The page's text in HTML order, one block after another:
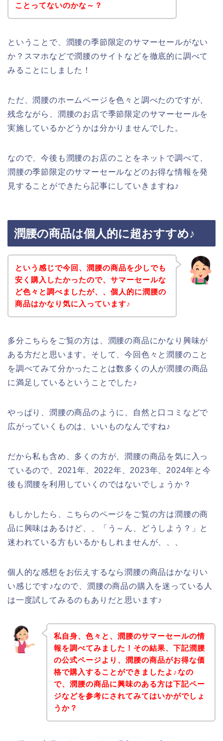
ことってないのかな～？
ということで、潤腰の季節限定のサマーセールがない
か？スマホなどで潤腰のサイトなどを徹底的に調べて
みることにしました！
ただ、潤腰のホームページを色々と調べたのですが、
残念ながら、潤腰のお店で季節限定のサマーセールを
実施しているかどうかは分かりませんでした。
なので、今後も潤腰のお店のことをネットで調べて、
潤腰の季節限定のサマーセールなどのお得な情報を発
見することができたら記事にしていきますね♪
潤腰の商品は個人的に超おすすめ♪
という感じで今回、潤腰の商品を少しでも
安く購入したかったので、サマーセールな
ど色々と調べましたが、、個人的に潤腰の
商品はかなり気に入っています♪
多分こちらをご覧の方は、潤腰の商品にかなり興味が
ある方だと思います。そして、今回色々と潤腰のこと
を調べてみて分かったことは数多くの人が潤腰の商品
に満足しているということでした♪
やっぱり、潤腰の商品のように、自然と口コミなどで
広がっていくものは、いいものなんですね♪
だから私も含め、多くの方が、潤腰の商品を気に入っ
ているので、2021年、2022年、2023年、2024年と今
後も潤腰を利用していくのではないでしょうか？
もしかしたら、こちらのページをご覧の方は潤腰の商
品に興味はあるけど、、「う～ん、どうしよう？」と
迷われている方もいるかもしれませんが、、、
個人的な感想をお伝えするなら潤腰の商品はかなりい
い感じです♪なので、潤腰の商品の購入を迷っている人
は一度試してみるのもありだと思います♪
私自身、色々と、潤腰のサマーセールの情
報を調べてみました！その結果、下記潤腰
の公式ページより、潤腰の商品がお得な価
格で購入することができましたよ♪なの
で、潤腰の商品に興味のある方は下記ペー
ジなどを参考にされてみてはいかがでしょ
うか？